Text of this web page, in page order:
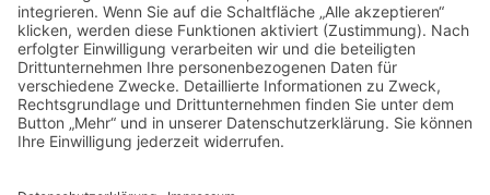
Passkey verwenden
Anmelden